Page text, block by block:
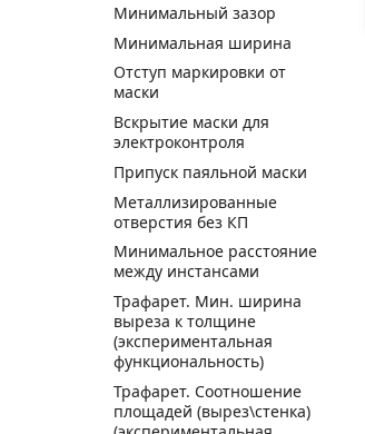
Минимальный зазор
Минимальная ширина
Отступ маркировки от
маски
Вскрытие маски для
электроконтроля
Припуск паяльной маски
Металлизированные
отверстия без КП
Минимальное расстояние
между инстансами
Трафарет. Мин. ширина
выреза к толщине
(экспериментальная
функциональность)
Трафарет. Соотношение
площадей (вырез\стенка)